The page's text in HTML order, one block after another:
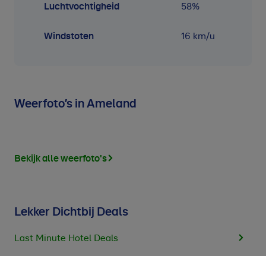
Luchtvochtigheid 58%
Windstoten 16 km/u
Weerfoto’s in Ameland
Bekijk alle weerfoto's
Lekker Dichtbij Deals
Last Minute Hotel Deals